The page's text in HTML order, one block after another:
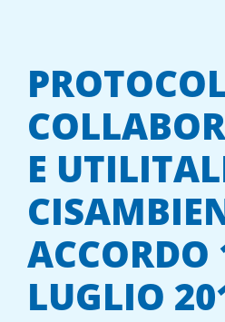
E
ACCORDO
LUGLIO